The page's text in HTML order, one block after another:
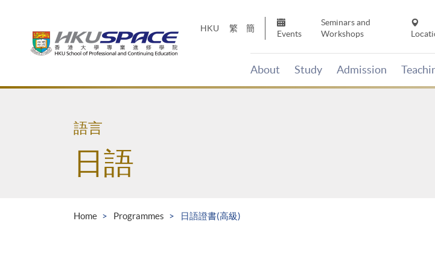
HKU 繁 簡
Events
Seminars and
Workshops
About Study Admission
Main
語言
日語
Home Programmes 日語證書(高級)